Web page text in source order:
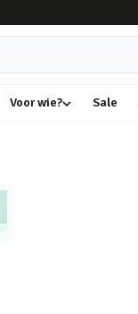
Voor wie? Sale